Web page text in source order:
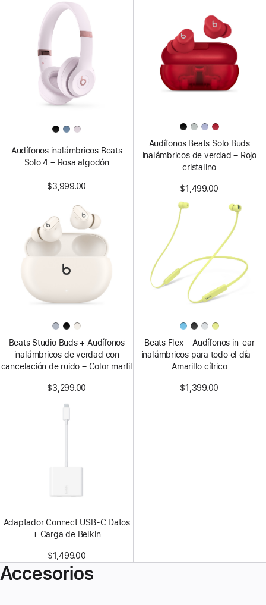
Audífonos inalámbricos Beats
Solo 4 – Rosa algodón
$3,999.00
Audífonos Beats Solo Buds
inalámbricos de verdad – Rojo
cristalino
$1,499.00
Beats Studio Buds + Audífonos
inalámbricos de verdad con
cancelación de ruido – Color marfil
$3,299.00
Beats Flex – Audífonos in-ear
inalámbricos para todo el día –
Amarillo cítrico
$1,399.00
Adaptador Connect USB-C Datos
+ Carga de Belkin
$1,499.00
Accesorios